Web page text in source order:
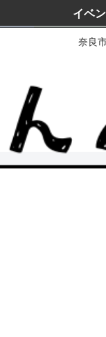
奈良
イベ